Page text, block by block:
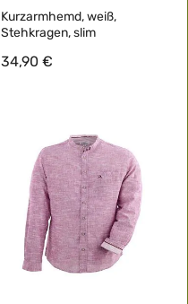
Kurzarmhemd, weiß,
Stehkragen, slim
34,90 €